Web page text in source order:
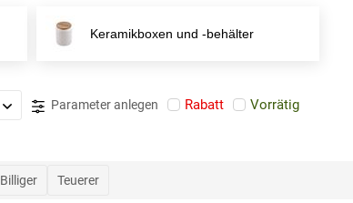
Keramikboxen und -behälter
Parameter anlegen Rabatt Vorrätig
Billiger Teuerer